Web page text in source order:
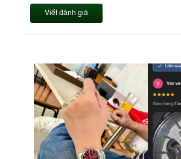
Viết đánh giá